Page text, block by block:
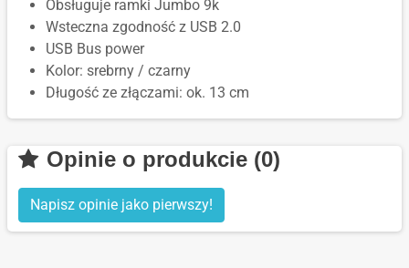
Obsługuje ramki Jumbo 9k
Wsteczna zgodność z USB 2.0
USB Bus power
Kolor: srebrny / czarny
Długość ze złączami: ok. 13 cm
Opinie o produkcie (0)
Napisz opinie jako pierwszy!